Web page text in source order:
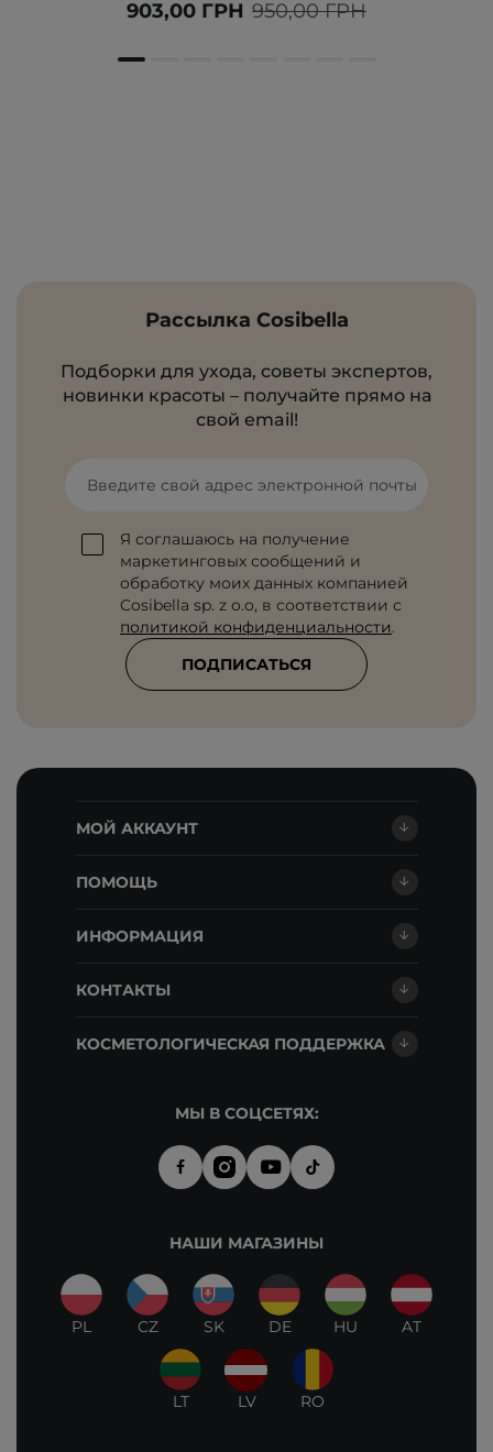
950,00 ГРН
903,00 ГРН
Рассылка Cosibella
Подборки для ухода, советы экспертов,
новинки красоты – получайте прямо на
свой email!
Введите свой адрес электронной почты
Я соглашаюсь на получение
маркетинговых сообщений и
обработку моих данных компанией
Cosibella sp. z o.o, в соответствии с
политикой конфиденциальности.
ПОДПИСАТЬСЯ
МОЙ АККАУНТ
ПОМОЩЬ
ИНФОРМАЦИЯ
КОНТАКТЫ
КОСМЕТОЛОГИЧЕСКАЯ ПОДДЕРЖКА
МЫ В СОЦСЕТЯХ:
НАШИ МАГАЗИНЫ
PL CZ SK DE HU AT
LT LV RO